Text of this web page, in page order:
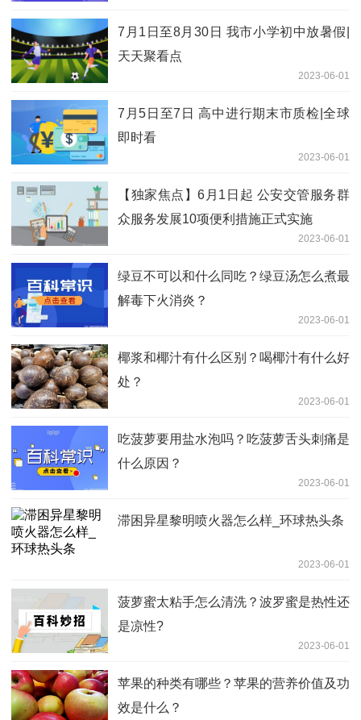
7月1日至8月30日 我市小学初中放暑假|
天天聚看点
2023-06-01
7月5日至7日 高中进行期末市质检|全球
即时看
2023-06-01
【独家焦点】6月1日起 公安交管服务群
众服务发展10项便利措施正式实施
2023-06-01
绿豆不可以和什么同吃？绿豆汤怎么煮最
解毒下火消炎？
2023-06-01
椰浆和椰汁有什么区别？喝椰汁有什么好
处？
2023-06-01
吃菠萝要用盐水泡吗？吃菠萝舌头刺痛是
什么原因？
2023-06-01
滞困异星黎明喷火器怎么样_环球热头条
2023-06-01
菠萝蜜太粘手怎么清洗？波罗蜜是热性还
是凉性?
2023-06-01
苹果的种类有哪些？苹果的营养价值及功
效是什么？